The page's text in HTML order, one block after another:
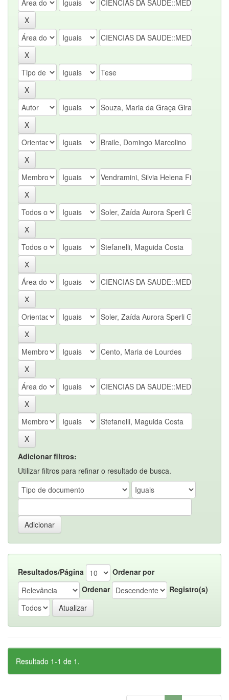
Adicionar filtros:
Utilizar filtros para refinar o resultado de busca.
Resultados/Página
Ordenar por
Ordenar
Registro(s)
Resultado 1-1 de 1.